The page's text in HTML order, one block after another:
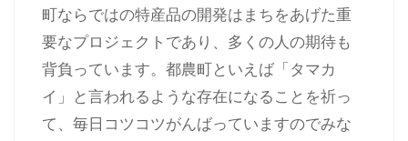
町ならではの特産品の開発はまちをあげた重
要なプロジェクトであり、多くの人の期待も
背負っています。都農町といえば「タマカ
イ」と言われるような存在になることを祈っ
て、毎日コツコツがんばっていますのでみな